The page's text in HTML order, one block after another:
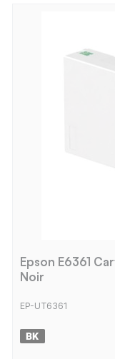
Epson E6361
Noir
EP-UT6361